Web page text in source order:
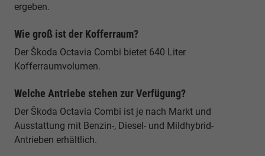
ergeben.
Wie groß ist der Kofferraum?
Der Škoda Octavia Combi bietet 640 Liter
Kofferraumvolumen.
Welche Antriebe stehen zur Verfügung?
Der Škoda Octavia Combi ist je nach Markt und
Ausstattung mit Benzin-, Diesel- und Mildhybrid-
Antrieben erhältlich.